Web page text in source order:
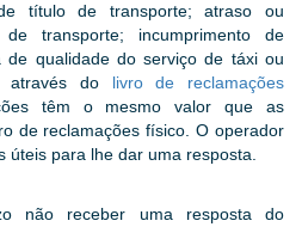
título de transporte; atraso ou
transporte; incumprimento de
de qualidade do serviço de táxi ou
através do livro de reclamações
têm o mesmo valor que as
de reclamações físico. O operador
úteis para lhe dar uma resposta.
não receber uma resposta do